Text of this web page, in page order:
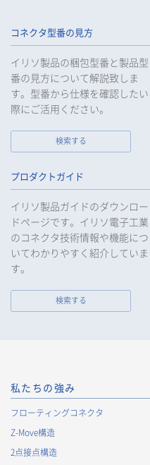
コネクタ型番の見方
イリソ製品の梱包型番と製品型
番の見方について解説致しま
す。型番から仕様を確認したい
際にご活用ください。
検索する
プロダクトガイド
イリソ製品ガイドのダウンロー
ドページです。イリソ電子工業
のコネクタ技術情報や機能につ
いてわかりやすく紹介していま
す。
検索する
私たちの強み
フローティングコネクタ
Z-Move構造
2点接点構造